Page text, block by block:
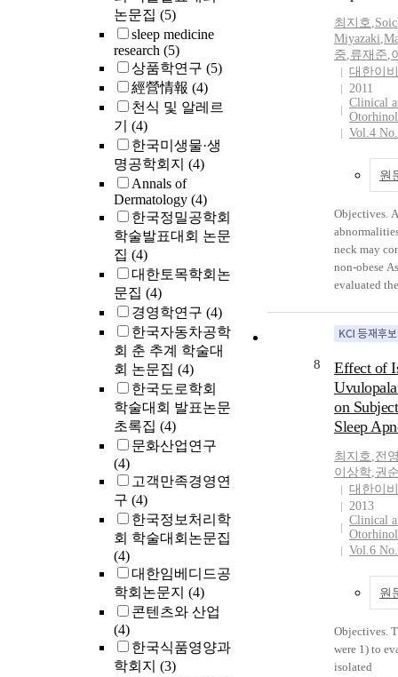
논문집 (5)
sleep medicine
research (5)
상품학연구 (5)
經營情報 (4)
천식 및 알레르
기 (4)
한국미생물·생
명공학회지 (4)
Annals of
Dermatology (4)
한국정밀공학회
학술발표대회 논문
집 (4)
대한토목학회논
문집 (4)
경영학연구 (4)
한국자동차공학
회 춘 추계 학술대
회 논문집 (4)
한국도로학회
학술대회 발표논문
초록집 (4)
문화산업연구
(4)
고객만족경영연
구 (4)
한국정보처리학
회 학술대회논문집
(4)
대한임베디드공
학회논문지 (4)
콘텐츠와 산업
(4)
한국식품영양과
학회지 (3)
Patients
groups: a
PAP group
(untreated)
surgery
significant
SDB
subjective
surgery
than those
of the
surgical
23.0% (20
patients with
adverse
extent of
consistently
with OSA at
Information
long-term
should be
when
최지호,
Miyazaki,
중,류재준,
대한이
2011
Clinical
Vol.4
원
Objectives.
neck may
non-obese
evaluated
Asian
neck,
lengths of
snorers and
sample of
Koreans
females)
(mean,
The overall
(671/1,389)
significantly
8
Effect of
on
Sleep
최지호,전
이상학,권
대한이
2013
Clinical
Vol.6
원
Objectives.
were 1) to
isolated